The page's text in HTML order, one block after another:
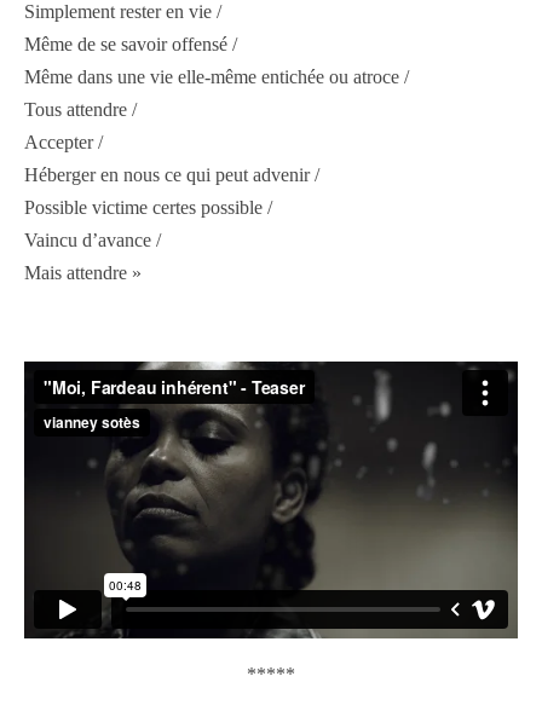
Simplement rester en vie /
Même de se savoir offensé /
Même dans une vie elle-même entichée ou atroce /
Tous attendre /
Accepter /
Héberger en nous ce qui peut advenir /
Possible victime certes possible /
Vaincu d’avance /
Mais attendre »
*****